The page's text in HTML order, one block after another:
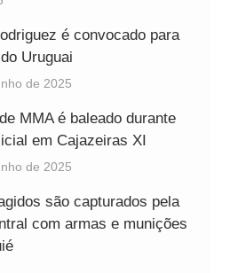
é convocado para
Uruguai
de 2025
MMA é baleado durante
em Cajazeiras XI
de 2025
são capturados pela
com armas e munições